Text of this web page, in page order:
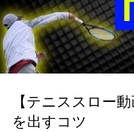
【テニススロー
を出すコツ